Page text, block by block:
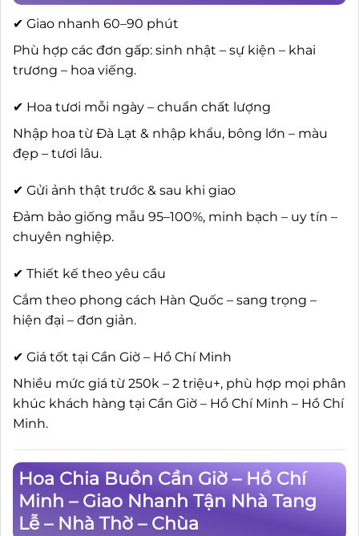
✔ Giao nhanh 60–90 phút
Phù hợp các đơn gấp: sinh nhật – sự kiện – khai
trương – hoa viếng.
✔ Hoa tươi mỗi ngày – chuẩn chất lượng
Nhập hoa từ Đà Lạt & nhập khẩu, bông lớn – màu
đẹp – tươi lâu.
✔ Gửi ảnh thật trước & sau khi giao
Đảm bảo giống mẫu 95–100%, minh bạch – uy tín –
chuyên nghiệp.
✔ Thiết kế theo yêu cầu
Cắm theo phong cách Hàn Quốc – sang trọng –
hiện đại – đơn giản.
✔ Giá tốt tại Cần Giờ – Hồ Chí Minh
Nhiều mức giá từ 250k – 2 triệu+, phù hợp mọi phân
khúc khách hàng tại Cần Giờ – Hồ Chí Minh – Hồ Chí
Minh.
Hoa Chia Buồn Cần Giờ – Hồ Chí
Minh – Giao Nhanh Tận Nhà Tang
Lễ – Nhà Thờ – Chùa